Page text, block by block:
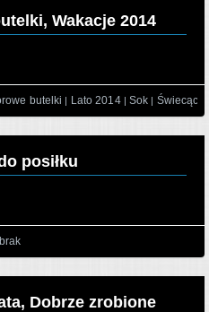
Wakacje 2014
butelki | Lato 2014| Sok | Świecące
posiłku
Dobrze zrobione